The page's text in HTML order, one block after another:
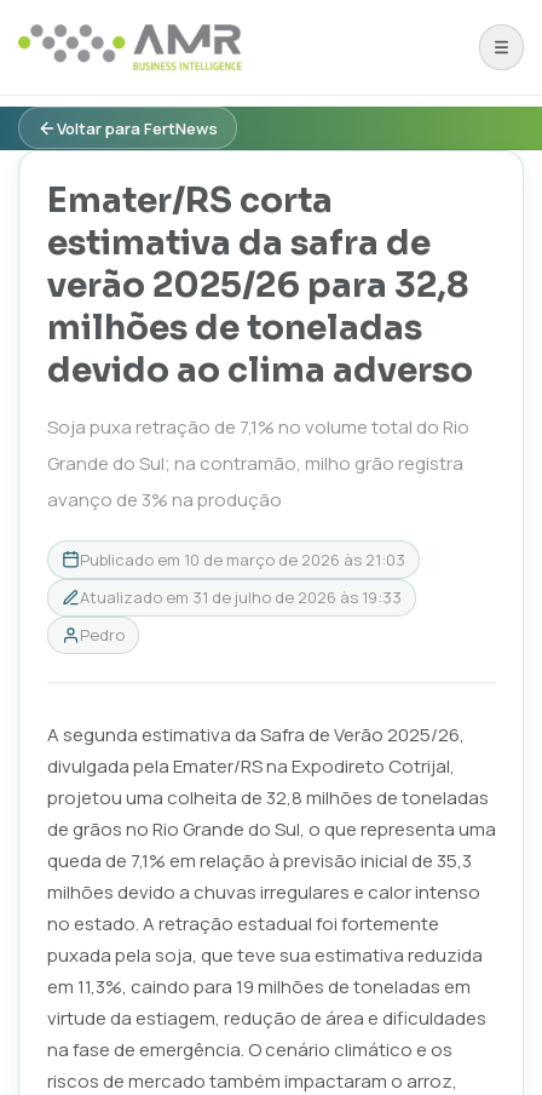
Voltar para FertNews
Emater/RS corta
estimativa da safra de
verão 2025/26 para 32,8
milhões de toneladas
devido ao clima adverso
Soja puxa retração de 7,1% no volume total do Rio
Grande do Sul; na contramão, milho grão registra
avanço de 3% na produção
Publicado em 10 de março de 2026 às 21:03
Atualizado em 31 de julho de 2026 às 19:33
Pedro
A segunda estimativa da Safra de Verão 2025/26,
divulgada pela Emater/RS na Expodireto Cotrijal,
projetou uma colheita de 32,8 milhões de toneladas
de grãos no Rio Grande do Sul, o que representa uma
queda de 7,1% em relação à previsão inicial de 35,3
milhões devido a chuvas irregulares e calor intenso
no estado. A retração estadual foi fortemente
puxada pela soja, que teve sua estimativa reduzida
em 11,3%, caindo para 19 milhões de toneladas em
virtude da estiagem, redução de área e dificuldades
na fase de emergência. O cenário climático e os
riscos de mercado também impactaram o arroz,